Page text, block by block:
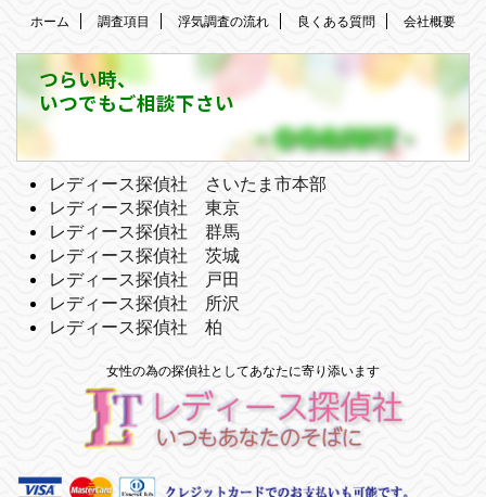
ホーム 調査項目 浮気調査の流れ 良くある質問 会社概要
つらい時、
いつでもご相談下さい
レディース探偵社 さいたま市本部
レディース探偵社 東京
レディース探偵社 群馬
レディース探偵社 茨城
レディース探偵社 戸田
レディース探偵社 所沢
レディース探偵社 柏
女性の為の探偵社としてあなたに寄り添います